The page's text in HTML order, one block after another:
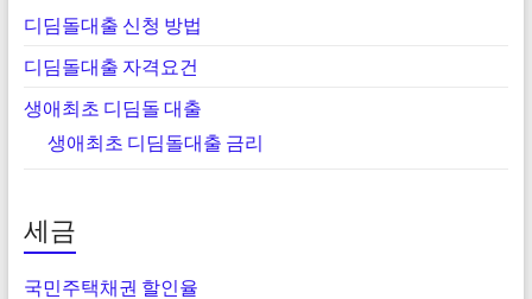
디딤돌대출 신청 방법
디딤돌대출 자격요건
생애최초 디딤돌 대출
생애최초 디딤돌대출 금리
세금
국민주택채권 할인율